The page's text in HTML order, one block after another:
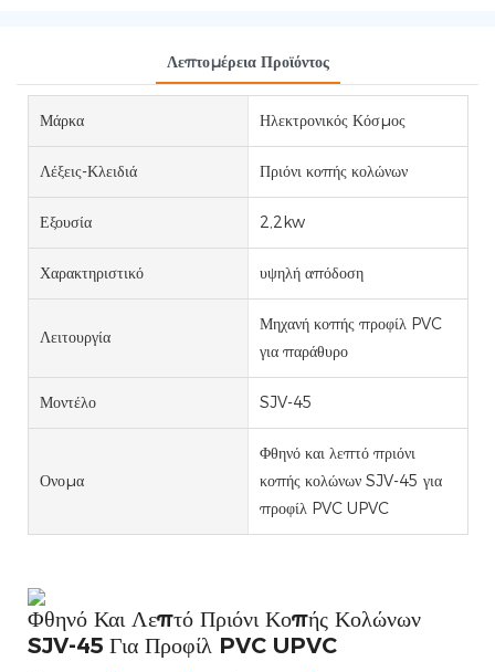
Λεπτομέρεια Προϊόντος
Μάρκα Ηλεκτρονικός Κόσμος
Λέξεις-Κλειδιά Πριόνι κοπής κολώνων
Εξουσία 2,2kw
Χαρακτηριστικό υψηλή απόδοση
Λειτουργία
Μηχανή κοπής προφίλ PVC
για παράθυρο
Μοντέλο SJV-45
Ονομα
Φθηνό και λεπτό πριόνι
κοπής κολώνων SJV-45 για
προφίλ PVC UPVC
Φθηνό Και Λεπτό Πριόνι Κοπής Κολώνων
SJV-45 Για Προφίλ PVC UPVC